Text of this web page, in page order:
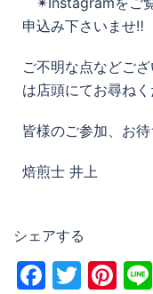
申込み下さいませ‼︎
ご不明な点などご
は店頭にてお尋ねく
皆様のご参加、お待
焙煎士 井上
シェアする